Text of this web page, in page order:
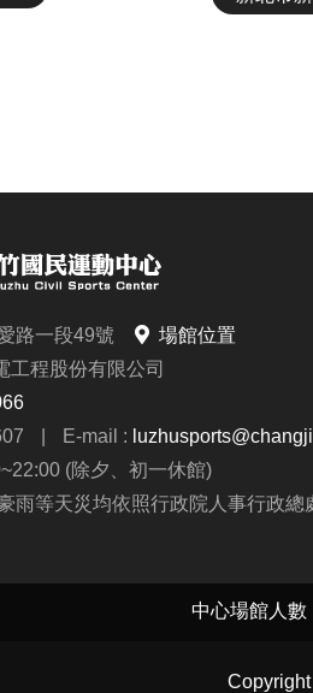
路一段49號
場館位置
工程股份有限公司
| E-mail :
(除夕、初一休館)
雨等天災均依照行政院人事行政